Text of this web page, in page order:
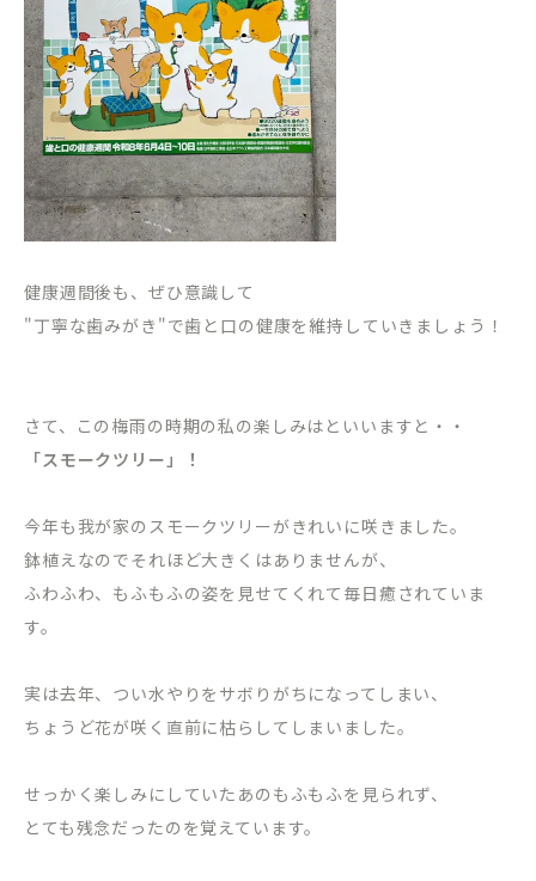
健康週間後も、ぜひ意識して
"丁寧な歯みがき"で歯と口の健康を維持していきましょう！
さて、この梅雨の時期の私の楽しみはといいますと・・
「スモークツリー」！
今年も我が家のスモークツリーがきれいに咲きました。
鉢植えなのでそれほど大きくはありませんが、
ふわふわ、もふもふの姿を見せてくれて毎日癒されていま
す。
実は去年、つい水やりをサボりがちになってしまい、
ちょうど花が咲く直前に枯らしてしまいました。
せっかく楽しみにしていたあのもふもふを見られず、
とても残念だったのを覚えています。